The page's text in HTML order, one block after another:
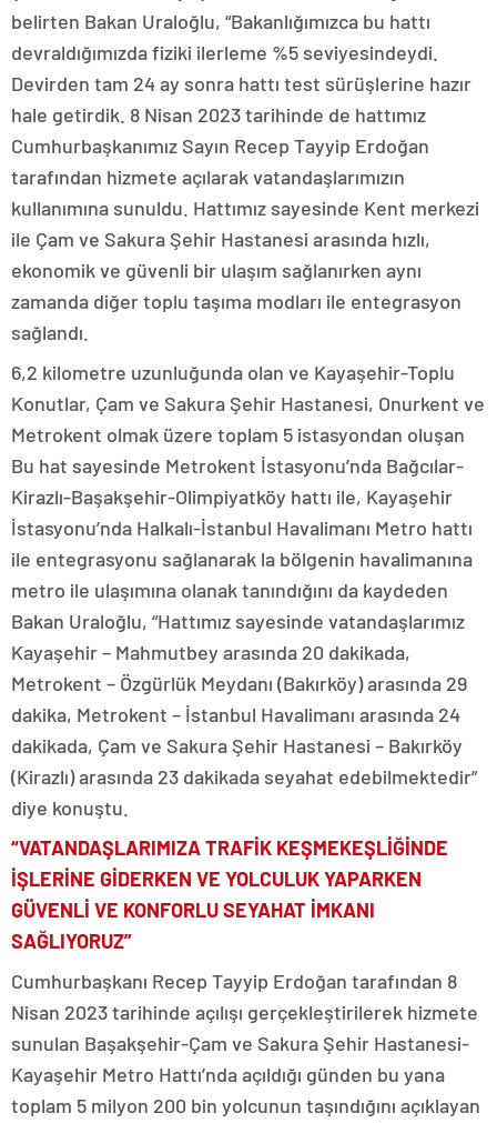
belirten Bakan Uraloğlu, “Bakanlığımızca bu hattı
devraldığımızda fiziki ilerleme %5 seviyesindeydi.
Devirden tam 24 ay sonra hattı test sürüşlerine hazır
hale getirdik. 8 Nisan 2023 tarihinde de hattımız
Cumhurbaşkanımız Sayın Recep Tayyip Erdoğan
tarafından hizmete açılarak vatandaşlarımızın
kullanımına sunuldu. Hattımız sayesinde Kent merkezi
ile Çam ve Sakura Şehir Hastanesi arasında hızlı,
ekonomik ve güvenli bir ulaşım sağlanırken aynı
zamanda diğer toplu taşıma modları ile entegrasyon
sağlandı.
6,2 kilometre uzunluğunda olan ve Kayaşehir-Toplu
Konutlar, Çam ve Sakura Şehir Hastanesi, Onurkent ve
Metrokent olmak üzere toplam 5 istasyondan oluşan
Bu hat sayesinde Metrokent İstasyonu’nda Bağcılar-
Kirazlı-Başakşehir-Olimpiyatköy hattı ile, Kayaşehir
İstasyonu’nda Halkalı-İstanbul Havalimanı Metro hattı
ile entegrasyonu sağlanarak la bölgenin havalimanına
metro ile ulaşımına olanak tanındığını da kaydeden
Bakan Uraloğlu, “Hattımız sayesinde vatandaşlarımız
Kayaşehir – Mahmutbey arasında 20 dakikada,
Metrokent – Özgürlük Meydanı (Bakırköy) arasında 29
dakika, Metrokent – İstanbul Havalimanı arasında 24
dakikada, Çam ve Sakura Şehir Hastanesi – Bakırköy
(Kirazlı) arasında 23 dakikada seyahat edebilmektedir”
diye konuştu.
“VATANDAŞLARIMIZA TRAFİK KEŞMEKEŞLİĞİNDE
İŞLERİNE GİDERKEN VE YOLCULUK YAPARKEN
GÜVENLİ VE KONFORLU SEYAHAT İMKANI
SAĞLIYORUZ”
Cumhurbaşkanı Recep Tayyip Erdoğan tarafından 8
Nisan 2023 tarihinde açılışı gerçekleştirilerek hizmete
sunulan Başakşehir-Çam ve Sakura Şehir Hastanesi-
Kayaşehir Metro Hattı’nda açıldığı günden bu yana
toplam 5 milyon 200 bin yolcunun taşındığını açıklayan